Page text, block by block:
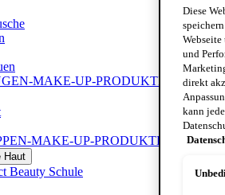
MAKE-UP-PRODUKTE
MAKE-UP-PRODUKTE
Haut
Beauty Schule
Diese
und
direkt
kann